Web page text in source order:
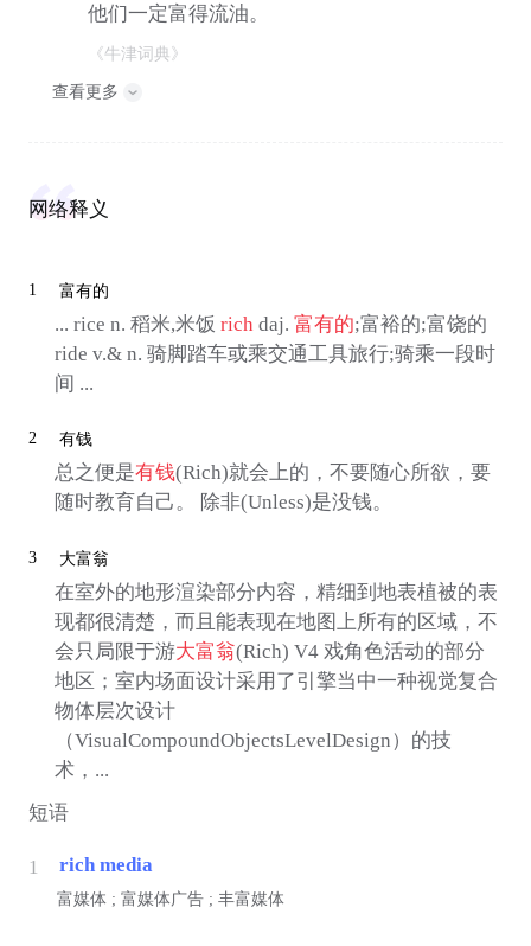
他们一定富得流油。
《牛津词典》
查看更多
网络释义
1 富有的
... rice n. 稻米,米饭 rich daj. 富有的;富裕的;富饶的
ride v.& n. 骑脚踏车或乘交通工具旅行;骑乘一段时
间 ...
2 有钱
总之便是有钱(Rich)就会上的，不要随心所欲，要
随时教育自己。 除非(Unless)是没钱。
3 大富翁
在室外的地形渲染部分内容，精细到地表植被的表
现都很清楚，而且能表现在地图上所有的区域，不
会只局限于游大富翁(Rich) V4 戏角色活动的部分
地区；室内场面设计采用了引擎当中一种视觉复合
物体层次设计
（VisualCompoundObjectsLevelDesign）的技
术，...
短语
1 rich media
富媒体 ; 富媒体广告 ; 丰富媒体